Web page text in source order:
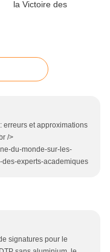
erreurs et approximations
/>
du-monde-sur-les-
experts-academiques
signatures pour le